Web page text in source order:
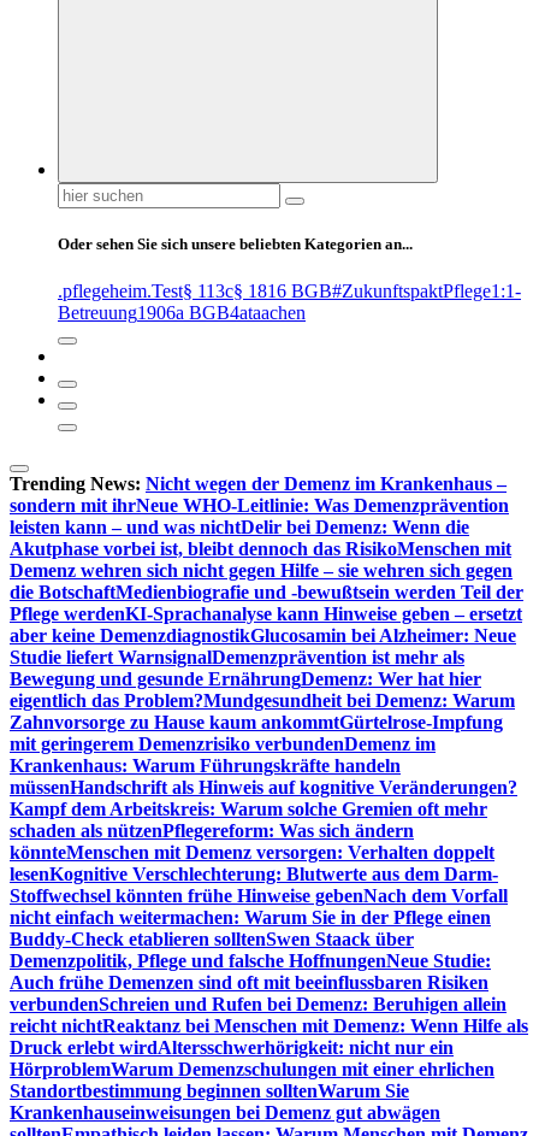
Suchen
nach:
Oder sehen Sie sich unsere beliebten Kategorien an...
.pflegeheim.Test§ 113c§ 1816 BGB#ZukunftspaktPflege1:1-
Betreuung1906a BGB4ataachen
Trending News: Nicht wegen der Demenz im Krankenhaus –
sondern mit ihrNeue WHO-Leitlinie: Was Demenzprävention
leisten kann – und was nichtDelir bei Demenz: Wenn die
Akutphase vorbei ist, bleibt dennoch das RisikoMenschen mit
Demenz wehren sich nicht gegen Hilfe – sie wehren sich gegen
die BotschaftMedienbiografie und -bewußtsein werden Teil der
Pflege werdenKI-Sprachanalyse kann Hinweise geben – ersetzt
aber keine DemenzdiagnostikGlucosamin bei Alzheimer: Neue
Studie liefert WarnsignalDemenzprävention ist mehr als
Bewegung und gesunde ErnährungDemenz: Wer hat hier
eigentlich das Problem?Mundgesundheit bei Demenz: Warum
Zahnvorsorge zu Hause kaum ankommtGürtelrose-Impfung
mit geringerem Demenzrisiko verbundenDemenz im
Krankenhaus: Warum Führungskräfte handeln
müssenHandschrift als Hinweis auf kognitive Veränderungen?
Kampf dem Arbeitskreis: Warum solche Gremien oft mehr
schaden als nützenPflegereform: Was sich ändern
könnteMenschen mit Demenz versorgen: Verhalten doppelt
lesenKognitive Verschlechterung: Blutwerte aus dem Darm-
Stoffwechsel könnten frühe Hinweise gebenNach dem Vorfall
nicht einfach weitermachen: Warum Sie in der Pflege einen
Buddy-Check etablieren solltenSwen Staack über
Demenzpolitik, Pflege und falsche HoffnungenNeue Studie:
Auch frühe Demenzen sind oft mit beeinflussbaren Risiken
verbundenSchreien und Rufen bei Demenz: Beruhigen allein
reicht nichtReaktanz bei Menschen mit Demenz: Wenn Hilfe als
Druck erlebt wirdAltersschwerhörigkeit: nicht nur ein
HörproblemWarum Demenzschulungen mit einer ehrlichen
Standortbestimmung beginnen solltenWarum Sie
Krankenhauseinweisungen bei Demenz gut abwägen